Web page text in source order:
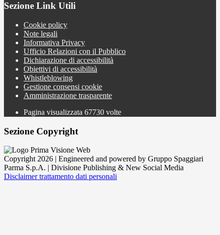
Sezione Link Utili
Cookie policy
Note legali
Informativa Privacy
Ufficio Relazioni con il Pubblico
Dichiarazione di accessibilità
Obiettivi di accessibilità
Whistleblowing
Gestione consensi cookie
Amministrazione trasparente
Pagina visualizzata 67730 volte
Sezione Copyright
Copyright 2026 | Engineered and powered by Gruppo Spaggiari
Parma S.p.A. | Divisione Publishing & New Social Media
Disclaimer trattamento dati personali